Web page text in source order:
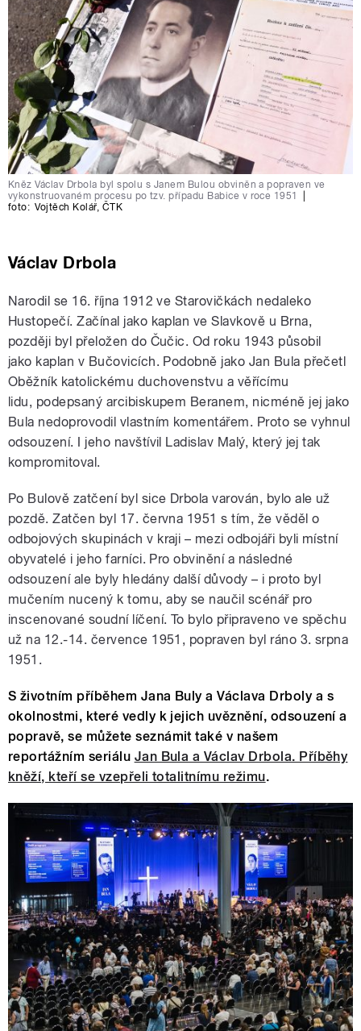
Kněz Václav Drbola byl spolu s Janem Bulou obviněn a popraven ve
vykonstruovaném procesu po tzv. případu Babice v roce 1951
foto: Vojtěch Kolář, ČTK
Václav Drbola
Narodil se 16. října 1912 ve Starovičkách nedaleko
Hustopečí. Začínal jako kaplan ve Slavkově u Brna,
později byl přeložen do Čučic. Od roku 1943 působil
jako kaplan v Bučovicích. Podobně jako Jan Bula přečetl
Oběžník katolickému duchovenstvu a věřícímu
lidu, podepsaný arcibiskupem Beranem, nicméně jej jako
Bula nedoprovodil vlastním komentářem. Proto se vyhnul
odsouzení. I jeho navštívil Ladislav Malý, který jej tak
kompromitoval.
Po Bulově zatčení byl sice Drbola varován, bylo ale už
pozdě. Zatčen byl 17. června 1951 s tím, že věděl o
odbojových skupinách v kraji – mezi odbojáři byli místní
obyvatelé i jeho farníci. Pro obvinění a následné
odsouzení ale byly hledány další důvody – i proto byl
mučením nucený k tomu, aby se naučil scénář pro
inscenované soudní líčení. To bylo připraveno ve spěchu
už na 12.-14. července 1951, popraven byl ráno 3. srpna
1951.
S životním příběhem Jana Buly a Václava Drboly a s
okolnostmi, které vedly k jejich uvěznění, odsouzení a
popravě, se můžete seznámit také v našem
reportážním seriálu Jan Bula a Václav Drbola. Příběhy
kněží, kteří se vzepřeli totalitnímu režimu.